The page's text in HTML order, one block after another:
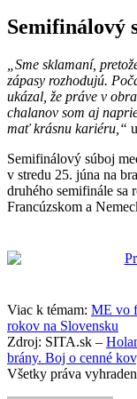
Semifinálový
„Sme sklamaní,
zápasy rozhodujú.
ukázal, že práve v
chalanov som aj
mať krásnu kariéru,“
Semifinálový súboj
v stredu 25. júna na
druhého semifinále sa
Francúzskom a
Viac k témam: ME vo
rokov na Slovensku
Zdroj: SITA.sk –
brány. Boj o cenné
Všetky práva